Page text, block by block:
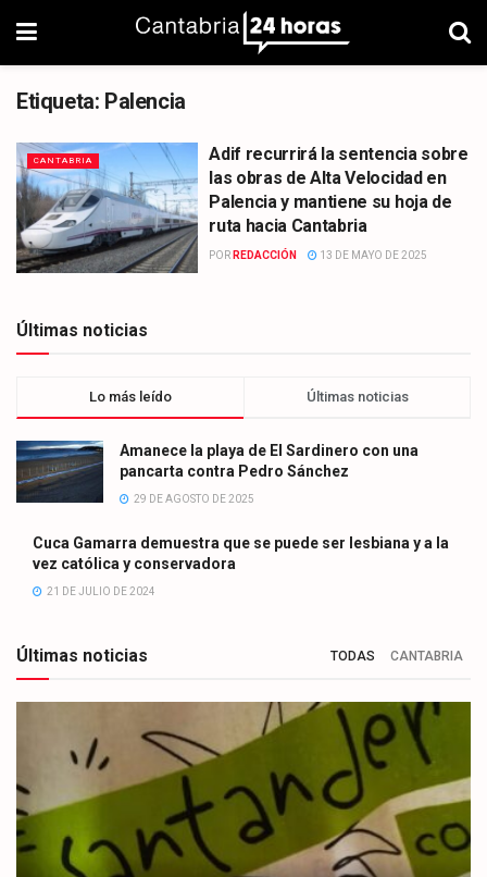
Etiqueta: Palencia
CANTABRIA
Adif recurrirá la sentencia sobre
las obras de Alta Velocidad en
Palencia y mantiene su hoja de
ruta hacia Cantabria
POR REDACCIÓN 13 DE MAYO DE 2025
Últimas noticias
Lo más leído Últimas noticias
Amanece la playa de El Sardinero con una
pancarta contra Pedro Sánchez
29 DE AGOSTO DE 2025
Cuca Gamarra demuestra que se puede ser lesbiana y a la
vez católica y conservadora
21 DE JULIO DE 2024
Últimas noticias TODAS CANTABRIA